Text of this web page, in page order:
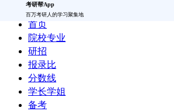
考研帮App
百万考研人的学习聚集地
首页
院校专业
研招
报录比
分数线
学长学姐
备考